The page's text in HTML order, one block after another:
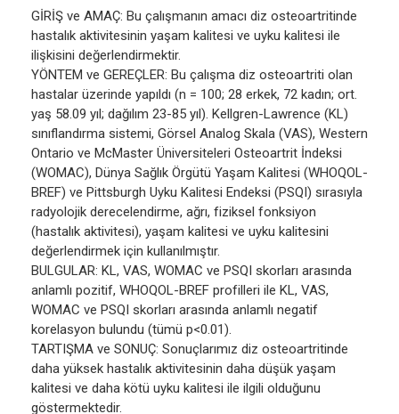
GİRİŞ ve AMAÇ: Bu çalışmanın amacı diz osteoartritinde
hastalık aktivitesinin yaşam kalitesi ve uyku kalitesi ile
ilişkisini değerlendirmektir.
YÖNTEM ve GEREÇLER: Bu çalışma diz osteoartriti olan
hastalar üzerinde yapıldı (n = 100; 28 erkek, 72 kadın; ort.
yaş 58.09 yıl; dağılım 23-85 yıl). Kellgren-Lawrence (KL)
sınıflandırma sistemi, Görsel Analog Skala (VAS), Western
Ontario ve McMaster Üniversiteleri Osteoartrit İndeksi
(WOMAC), Dünya Sağlık Örgütü Yaşam Kalitesi (WHOQOL-
BREF) ve Pittsburgh Uyku Kalitesi Endeksi (PSQI) sırasıyla
radyolojik derecelendirme, ağrı, fiziksel fonksiyon
(hastalık aktivitesi), yaşam kalitesi ve uyku kalitesini
değerlendirmek için kullanılmıştır.
BULGULAR: KL, VAS, WOMAC ve PSQI skorları arasında
anlamlı pozitif, WHOQOL-BREF profilleri ile KL, VAS,
WOMAC ve PSQI skorları arasında anlamlı negatif
korelasyon bulundu (tümü p<0.01).
TARTIŞMA ve SONUÇ: Sonuçlarımız diz osteoartritinde
daha yüksek hastalık aktivitesinin daha düşük yaşam
kalitesi ve daha kötü uyku kalitesi ile ilgili olduğunu
göstermektedir.